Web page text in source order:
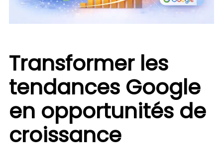
Transformer les
tendances Google
en opportunités de
croissance